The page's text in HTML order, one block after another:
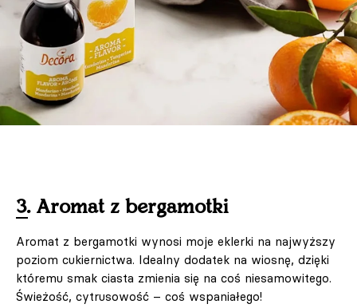
3. Aromat z bergamotki
Aromat z bergamotki wynosi moje eklerki na najwyższy
poziom cukiernictwa. Idealny dodatek na wiosnę, dzięki
któremu smak ciasta zmienia się na coś niesamowitego.
Świeżość, cytrusowość – coś wspaniałego!